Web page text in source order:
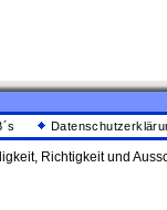
Richtigkeit und